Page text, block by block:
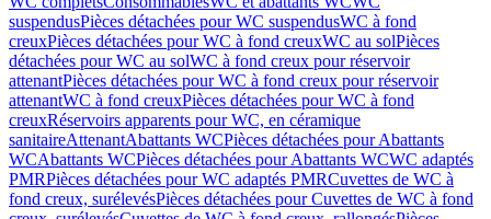
suspendusPièces détachées pour WC suspendusWC à fond
creuxPièces détachées pour WC à fond creuxWC au solPièces
détachées pour WC au solWC à fond creux pour réservoir
attenantPièces détachées pour WC à fond creux pour réservoir
attenantWC à fond creuxPièces détachées pour WC à fond
creuxRéservoirs apparents pour WC, en céramique
sanitaireAttenantAbattants WCPièces détachées pour Abattants
WCAbattants WCPièces détachées pour Abattants WCWC adaptés
PMRPièces détachées pour WC adaptés PMRCuvettes de WC à
fond creux, surélevésPièces détachées pour Cuvettes de WC à fond